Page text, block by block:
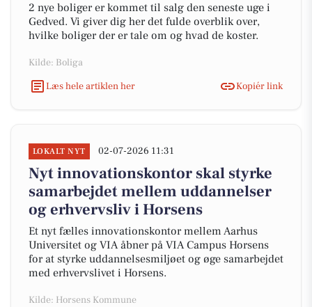
2 nye boliger er kommet til salg den seneste uge i
Gedved. Vi giver dig her det fulde overblik over,
hvilke boliger der er tale om og hvad de koster.
Kilde: Boliga
Læs hele artiklen her
Kopiér link
LOKALT NYT 02-07-2026 11:31
Nyt innovationskontor skal styrke
samarbejdet mellem uddannelser
og erhvervsliv i Horsens
Et nyt fælles innovationskontor mellem Aarhus
Universitet og VIA åbner på VIA Campus Horsens
for at styrke uddannelsesmiljøet og øge samarbejdet
med erhvervslivet i Horsens.
Kilde: Horsens Kommune